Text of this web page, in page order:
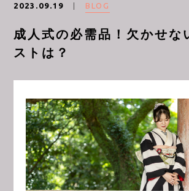
2023.09.19 BLOG
成人式の必需品！欠かせな
ストは？